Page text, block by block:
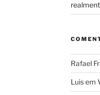
Rafael
Luisem